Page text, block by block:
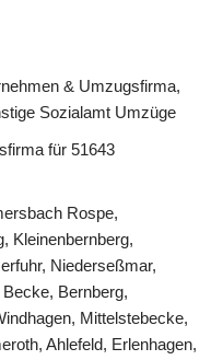
& Umzugsfirma,
Sozialamt Umzüge
für 51643
Rospe,
Kleinenbernberg,
Niederseßmar,
Bernberg,
Mittelstebecke,
Ahlefeld, Erlenhagen,